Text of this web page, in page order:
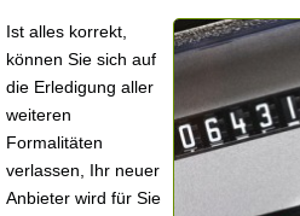
Ist alles korrekt,
können Sie sich auf
die Erledigung aller
weiteren
Formalitäten
verlassen, Ihr neuer
Anbieter wird für Sie